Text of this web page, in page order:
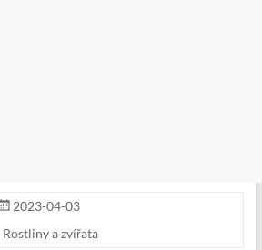
2023-04-03
Rostliny a zvířata